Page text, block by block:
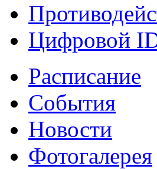
Цифровой
Расписание
События
Новости
Фотогалерея